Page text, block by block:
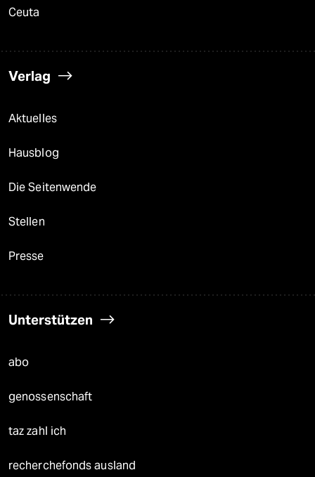
Ceuta
Verlag
Aktuelles
Hausblog
Die Seitenwende
Stellen
Presse
Unterstützen
abo
genossenschaft
taz zahl ich
recherchefonds ausland